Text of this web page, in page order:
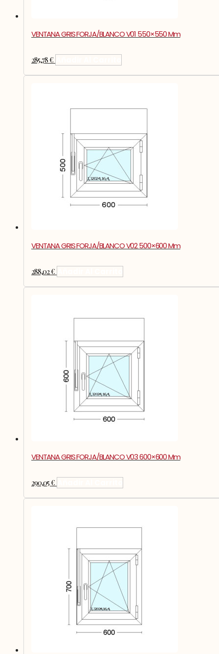
VENTANA GRIS FORJA/BLANCO V01 550×550 Mm
285,78€
VENTANA GRIS FORJA/BLANCO V02 500×600 Mm
288,02€
VENTANA GRIS FORJA/BLANCO V03 600×600 Mm
290,05€